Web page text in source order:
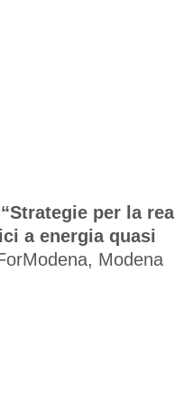
per la
a energia quasi
Modena